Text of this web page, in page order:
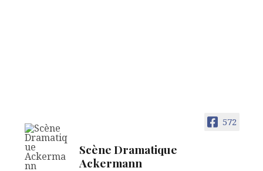
572
Scène Dramatique
Ackermann